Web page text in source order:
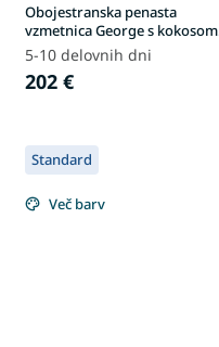
Obojestranska penasta
vzmetnica George s kokosom
200x200 cm
5-10 delovnih dni
202 €
Standard
Več barv